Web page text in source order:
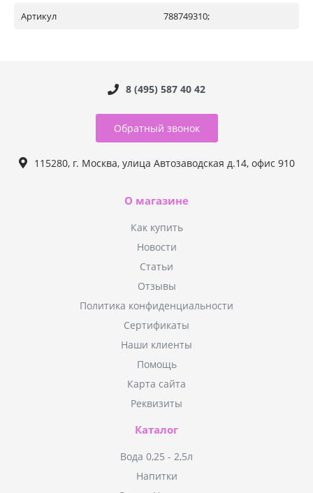
Артикул 788749310;
8 (495) 587 40 42
Обратный звонок
115280, г. Москва, улица Автозаводская д.14, офис 910
О магазине
Как купить
Новости
Статьи
Отзывы
Политика конфиденциальности
Сертификаты
Наши клиенты
Помощь
Карта сайта
Реквизиты
Каталог
Вода 0,25 - 2,5л
Напитки